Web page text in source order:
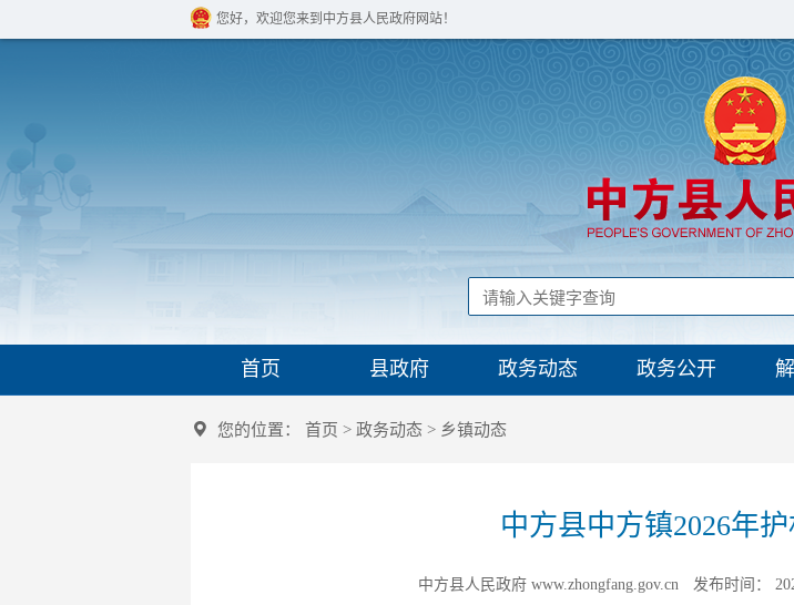
您好，欢迎您来到中方县人民政府网站！
首页 县政府 政务动态 政务公开
您的位置： 首页 > 政务动态 > 乡镇动态
中方县中方镇2026年
中方县人民政府 www.zhongfang.gov.cn 发布时间：